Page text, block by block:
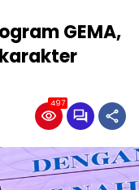
GEMA,
497